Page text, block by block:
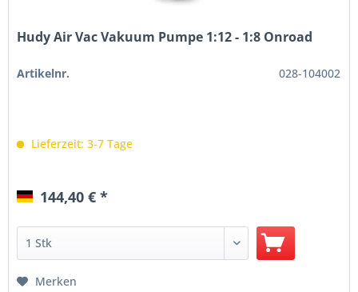
Hudy Air Vac Vakuum Pumpe 1:12 - 1:8 Onroad
Artikelnr. 028-104002
Lieferzeit: 3-7 Tage
144,40 € *
Merken